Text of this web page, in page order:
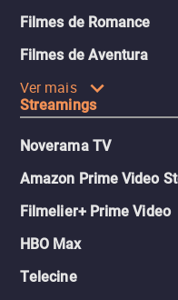
Filmes de Romance
Filmes de Aventura
Ver mais
Streamings
Noverama TV
Amazon Prime Video
Filmelier+ Prime Video
HBO Max
Telecine